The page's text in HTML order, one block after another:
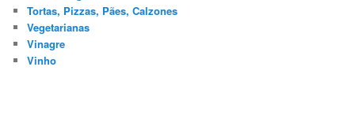
Tortas, Pizzas, Pães, Calzones
Vegetarianas
Vinagre
Vinho